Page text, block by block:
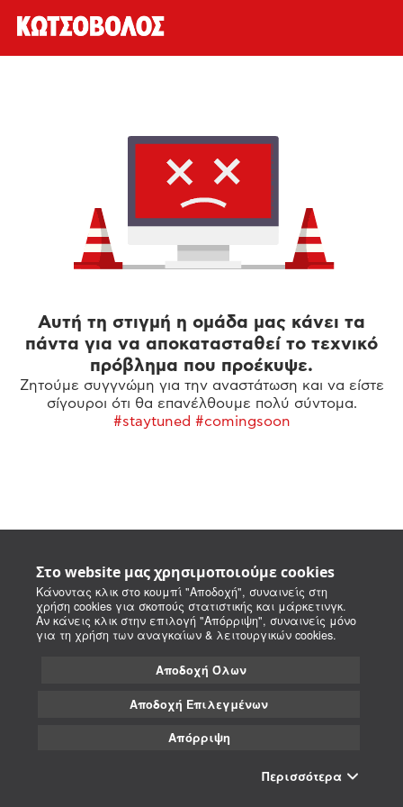
Στο website μας χρησιμοποιούμε cookies
Κάνοντας κλικ στο κουμπί "Αποδοχή", συναινείς στη
χρήση cookies για σκοπούς στατιστικής και μάρκετινγκ.
Αν κάνεις κλικ στην επιλογή "Απόρριψη", συναινείς μόνο
για τη χρήση των αναγκαίων & λειτουργικών cookies.
Αποδοχή Όλων
Αποδοχή Επιλεγμένων
Απόρριψη
Περισσότερα
Αυτή τη στιγμή η ομάδα μας κάνει τα
πάντα για να αποκατασταθεί το τεχνικό
πρόβλημα που προέκυψε.
Ζητούμε συγγνώμη για την αναστάτωση και να είστε
σίγουροι ότι θα επανέλθουμε πολύ σύντομα.
#staytuned #comingsoon